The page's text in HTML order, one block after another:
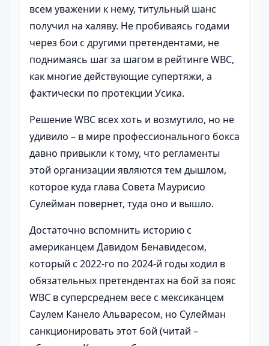
всем уважении к нему, титульный шанс
получил на халяву. Не пробиваясь годами
через бои с другими претендентами, не
поднимаясь шаг за шагом в рейтинге WBC,
как многие действующие супертяжи, а
фактически по протекции Усика.
Решение WBC всех хоть и возмутило, но не
удивило – в мире профессионального бокса
давно привыкли к тому, что регламенты
этой организации являются тем дышлом,
которое куда глава Совета Маурисио
Сулейман повернет, туда оно и вышло.
Достаточно вспомнить историю с
американцем Давидом Бенавидесом,
который с 2022-го по 2024-й годы ходил в
обязательных претендентах на бой за пояс
WBC в суперсреднем весе с мексиканцем
Саулем Канело Альваресом, но Сулейман
санкционировать этот бой (читай –